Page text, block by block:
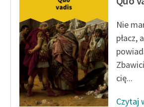
Dane fundacji i
sprawozdania finansowe
Regulamin darowizn
Informacja o treściach
wrażliwych
Deklaracja dostępności
Nie
płacz,
cię...
Czytaj